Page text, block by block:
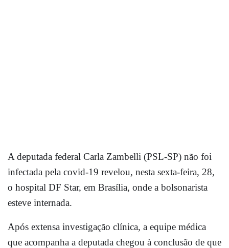
A deputada federal Carla Zambelli (PSL-SP) não foi
infectada pela covid-19 revelou, nesta sexta-feira, 28,
o hospital DF Star, em Brasília, onde a bolsonarista
esteve internada.
Após extensa investigação clínica, a equipe médica
que acompanha a deputada chegou à conclusão de que